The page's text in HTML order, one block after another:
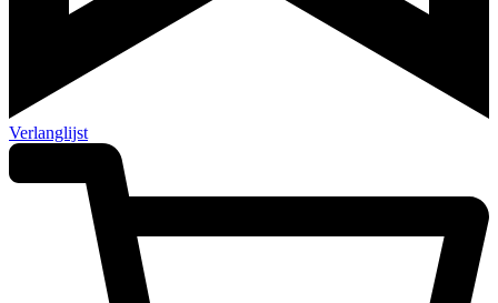
Verlanglijst